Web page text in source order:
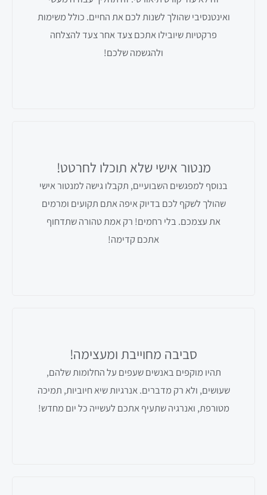
ואינטנסיבי שהולך לשנות לכם את החיים. כולל משימות
פרקטיות שיובילו אתכם צעד אחר צעד להצלחה
ולהגשמה שלכם!
מנטור אישי שלא תוכלו לחרטט!
בנוסף למפגשים השבועיים, תקבלו גישה למנטור אישי
שהולך לשקף לכם בדיוק איפה אתם תקועים ומרמים
את עצמכם. בלי רחמים! רק אמת טהורה שתדחוף
אתכם קדימה!
סביבה מחוייבת ומעצימה!
תהיו מוקפים באנשים שעפים על החלומות שלהם,
שעושים, ולא רק מדברים. אנרגיות שיא חיוביות, תמיכה
מטורפת, ואנרגיה שתעיף אתכם לעשייה כל יום מחדש!